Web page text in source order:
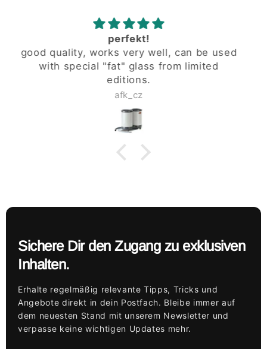
zuverlässig
zuverlässig
Herbert Wagner
Sichere Dir den Zugang zu exklusiven
Inhalten.
Erhalte regelmäßig relevante Tipps, Tricks und
Angebote direkt in dein Postfach. Bleibe immer auf
dem neuesten Stand mit unserem Newsletter und
verpasse keine wichtigen Updates mehr.